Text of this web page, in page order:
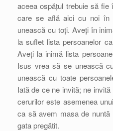
aceea ospățul trebuie să fie
care se află aici cu noi în
unească cu toți. Aveți în
la suflet lista persoanelor
Aveți la inimă lista
Isus vrea să se unească
unească cu toate
Iată de ce ne invită; ne
cerurilor este asemenea
ca să avem masa de
gata pregătit.